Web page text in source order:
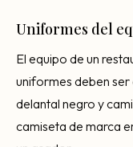
Uniformes del
El equipo de un
uniformes deben
delantal negro y
camiseta de marca